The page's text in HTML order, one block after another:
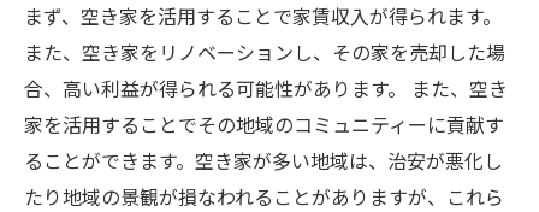
まず、空き家を活用することで家賃収入が得られます。
また、空き家をリノベーションし、その家を売却した場
合、高い利益が得られる可能性があります。 また、空き
家を活用することでその地域のコミュニティーに貢献す
ることができます。空き家が多い地域は、治安が悪化し
たり地域の景観が損なわれることがありますが、これら